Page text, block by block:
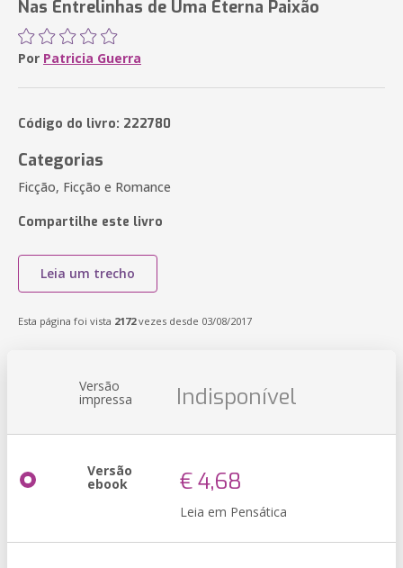
Nas Entrelinhas de Uma Eterna Paixão
Por Patricia Guerra
Código do livro: 222780
Categorias
Ficção, Ficção e Romance
Compartilhe este livro
Leia um trecho
Esta página foi vista 2172vezes desde 03/08/2017
Versão
impressa Indisponível
Versão
ebook € 4,68
Leia em Pensática